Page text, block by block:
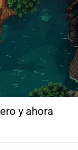
y ahora